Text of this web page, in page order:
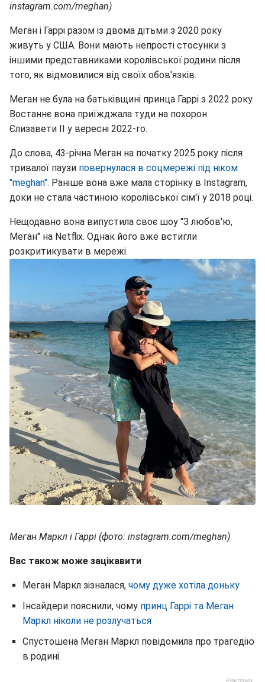
instagram.com/meghan)
Меган і Гаррі разом із двома дітьми з 2020 року
живуть у США. Вони мають непрості стосунки з
іншими представниками королівської родини після
того, як відмовилися від своїх обов'язків.
Меган не була на батьківщині принца Гаррі з 2022 року.
Востаннє вона приїжджала туди на похорон
Єлизавети II у вересні 2022-го.
До слова, 43-річна Меган на початку 2025 року після
тривалої паузи повернулася в соцмережі під ніком
"meghan". Раніше вона вже мала сторінку в Instagram,
доки не стала частиною королівської сім'ї у 2018 році.
Нещодавно вона випустила своє шоу "З любов'ю,
Меган" на Netflix. Однак його вже встигли
розкритикувати в мережі.
Меган Маркл і Гаррі (фото: instagram.com/meghan)
Вас також може зацікавити
Меган Маркл зізналася, чому дуже хотіла доньку
Інсайдери пояснили, чому принц Гаррі та Меган
Маркл ніколи не розлучаться
Спустошена Меган Маркл повідомила про трагедію
в родині.